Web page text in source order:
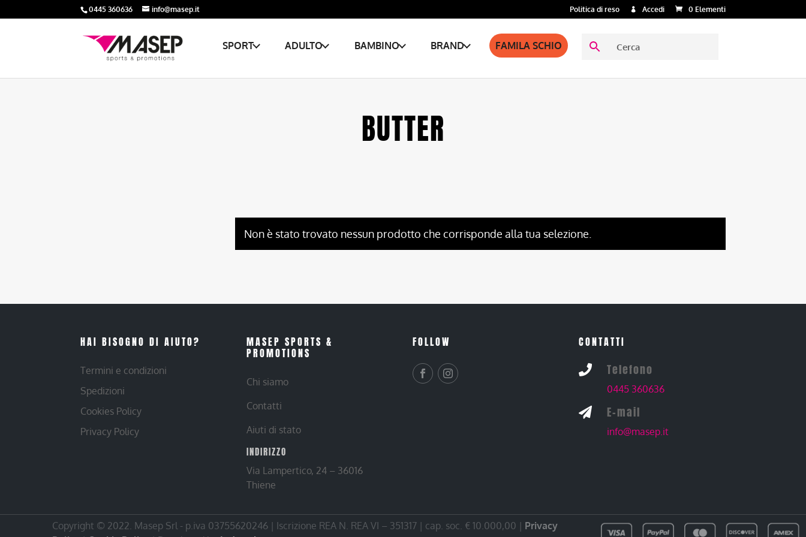
0445 360636 info@masep.it Politica di reso Accedi 0 Elementi
SPORT ADULTO BAMBINO BRAND FAMILA SCHIO
BUTTER
Non è stato trovato nessun prodotto che corrisponde alla tua selezione.
HAI BISOGNO DI AIUTO?
Termini e condizioni
Spedizioni
Cookies Policy
Privacy Policy
MASEP SPORTS &
PROMOTIONS
Chi siamo
Contatti
Aiuti di stato
INDIRIZZO
Via Lampertico, 24 – 36016
Thiene
FOLLOW CONTATTI
 Telefono
0445 360636
 E-mail
info@masep.it
Copyright © 2022. Masep Srl - p.iva 03755620246 | Iscrizione REA N. REA VI – 351317 | cap. soc. € 10.000,00 | Privacy